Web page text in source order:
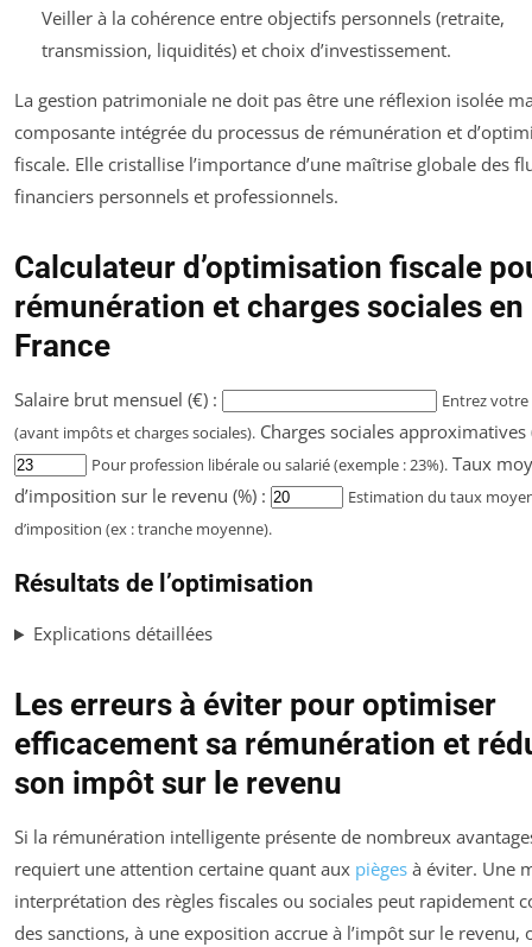
Veiller à la cohérence entre objectifs personnels (retraite,
transmission, liquidités) et choix d’investissement.
La gestion patrimoniale ne doit pas être une réflexion isolée
composante intégrée du processus de rémunération et
fiscale. Elle cristallise l’importance d’une maîtrise globale des
financiers personnels et professionnels.
Calculateur d’optimisation fiscale
rémunération et charges sociales en
France
Salaire brut mensuel (€) :
Entrez
(avant impôts et charges sociales). Charges sociales approximatives
Pour profession libérale ou salarié (exemple : 23%). Taux
d’imposition sur le revenu (%) :
Estimation du taux
d’imposition (ex : tranche moyenne).
Résultats de l’optimisation
Explications détaillées
Les erreurs à éviter pour optimiser
efficacement sa rémunération et
son impôt sur le revenu
Si la rémunération intelligente présente de nombreux
requiert une attention certaine quant aux pièges à éviter. Une
interprétation des règles fiscales ou sociales peut rapidement
des sanctions, à une exposition accrue à l’impôt sur le revenu,